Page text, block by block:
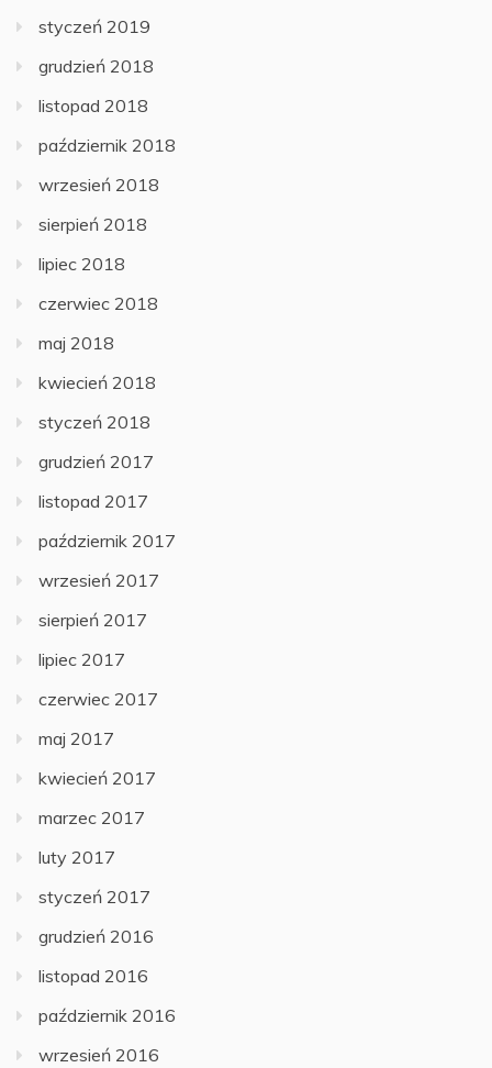
styczeń 2019
grudzień 2018
listopad 2018
październik 2018
wrzesień 2018
sierpień 2018
lipiec 2018
czerwiec 2018
maj 2018
kwiecień 2018
styczeń 2018
grudzień 2017
listopad 2017
październik 2017
wrzesień 2017
sierpień 2017
lipiec 2017
czerwiec 2017
maj 2017
kwiecień 2017
marzec 2017
luty 2017
styczeń 2017
grudzień 2016
listopad 2016
październik 2016
wrzesień 2016